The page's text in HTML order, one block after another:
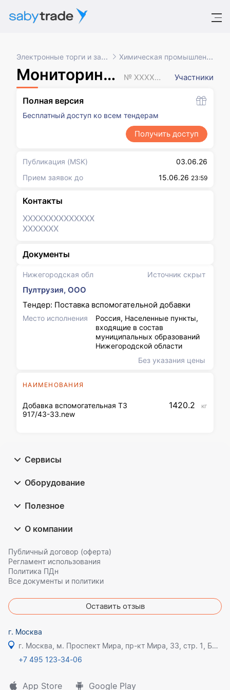
Электронные торги и закупки Химическая промышленность
Мониторинг цен № XXXXXXX Участники
Нижегородская обл Источник скрыт
Пултрузия, ООО
Тендер: Поставка вспомогательной добавки
Место исполнения
Россия, Населенные пункты,
входящие в состав
муниципальных образований
Нижегородской области
Без указания цены
НАИМЕНОВАНИЯ
Добавка вспомогательная ТЗ
917/43-33.new
1420.2 кг
Полная версия
Бесплатный доступ ко всем тендерам
Получить доступ
Публикация (MSK)
03.06.26
Прием заявок до
15.06.26 23:59
Контакты
XXXXXXXXXXXXXX
XXXXXXX
Документы
Сервисы
Оборудование
Полезное
О компании
Публичный договор (оферта)
Регламент использования
Политика ПДн
Все документы и политики
Оставить отзыв
г. Москва
г. Москва, м. Проспект Мира, пр-кт Мира, 33, стр. 1, БЦ Олимпик плаза
+7 495 123-34-06
App Store Google Play